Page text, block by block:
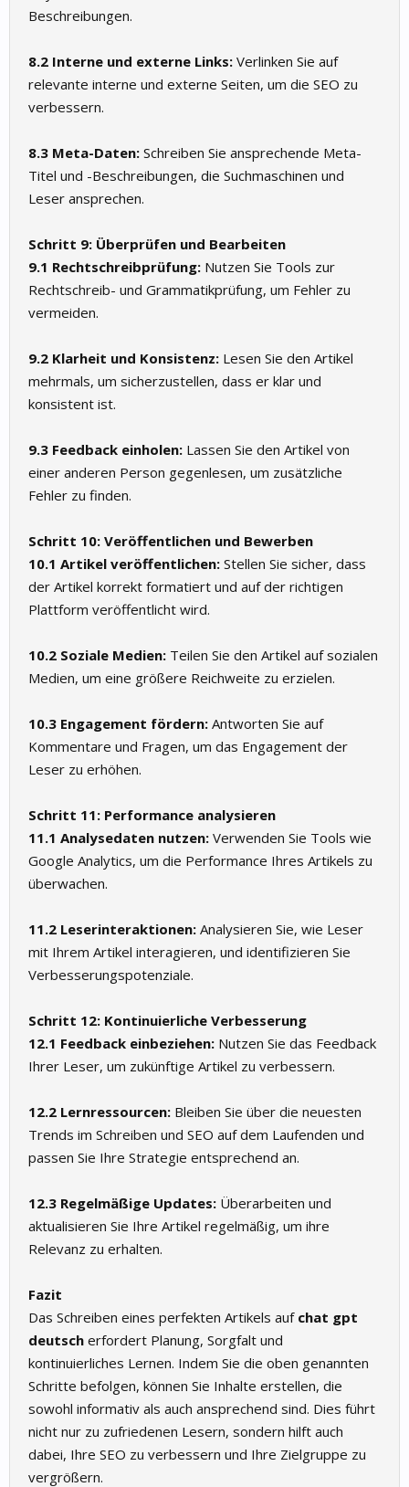
Beschreibungen.
8.2 Interne und externe Links: Verlinken Sie auf
relevante interne und externe Seiten, um die SEO zu
verbessern.
8.3 Meta-Daten: Schreiben Sie ansprechende Meta-
Titel und -Beschreibungen, die Suchmaschinen und
Leser ansprechen.
Schritt 9: Überprüfen und Bearbeiten
9.1 Rechtschreibprüfung: Nutzen Sie Tools zur
Rechtschreib- und Grammatikprüfung, um Fehler zu
vermeiden.
9.2 Klarheit und Konsistenz: Lesen Sie den Artikel
mehrmals, um sicherzustellen, dass er klar und
konsistent ist.
9.3 Feedback einholen: Lassen Sie den Artikel von
einer anderen Person gegenlesen, um zusätzliche
Fehler zu finden.
Schritt 10: Veröffentlichen und Bewerben
10.1 Artikel veröffentlichen: Stellen Sie sicher, dass
der Artikel korrekt formatiert und auf der richtigen
Plattform veröffentlicht wird.
10.2 Soziale Medien: Teilen Sie den Artikel auf sozialen
Medien, um eine größere Reichweite zu erzielen.
10.3 Engagement fördern: Antworten Sie auf
Kommentare und Fragen, um das Engagement der
Leser zu erhöhen.
Schritt 11: Performance analysieren
11.1 Analysedaten nutzen: Verwenden Sie Tools wie
Google Analytics, um die Performance Ihres Artikels zu
überwachen.
11.2 Leserinteraktionen: Analysieren Sie, wie Leser
mit Ihrem Artikel interagieren, und identifizieren Sie
Verbesserungspotenziale.
Schritt 12: Kontinuierliche Verbesserung
12.1 Feedback einbeziehen: Nutzen Sie das Feedback
Ihrer Leser, um zukünftige Artikel zu verbessern.
12.2 Lernressourcen: Bleiben Sie über die neuesten
Trends im Schreiben und SEO auf dem Laufenden und
passen Sie Ihre Strategie entsprechend an.
12.3 Regelmäßige Updates: Überarbeiten und
aktualisieren Sie Ihre Artikel regelmäßig, um ihre
Relevanz zu erhalten.
Fazit
Das Schreiben eines perfekten Artikels auf chat gpt
deutsch erfordert Planung, Sorgfalt und
kontinuierliches Lernen. Indem Sie die oben genannten
Schritte befolgen, können Sie Inhalte erstellen, die
sowohl informativ als auch ansprechend sind. Dies führt
nicht nur zu zufriedenen Lesern, sondern hilft auch
dabei, Ihre SEO zu verbessern und Ihre Zielgruppe zu
vergrößern.